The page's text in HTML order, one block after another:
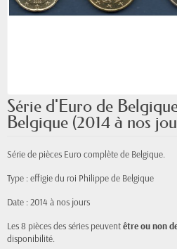
Série d'Euro de
Belgique (2014 à nos
Série de pièces Euro complète de Belgique.
Type : effigie du roi Philippe de Belgique
Date : 2014 à nos jours
Les 8 pièces des séries peuventêtre ou non
disponibilité.